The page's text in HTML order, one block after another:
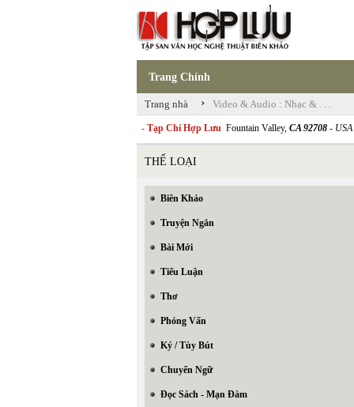
Trang Chính
Trang nhà › Video & Audio : Nhạc & . . .
- Tạp Chí Hợp Lưu Fountain Valley, CA 92708 - USA
THỂ LOẠI
Biên Khảo
Truyện Ngắn
Bài Mới
Tiểu Luận
Thơ
Phỏng Vấn
Ký / Tùy Bút
Chuyển Ngữ
Đọc Sách - Mạn Đàm